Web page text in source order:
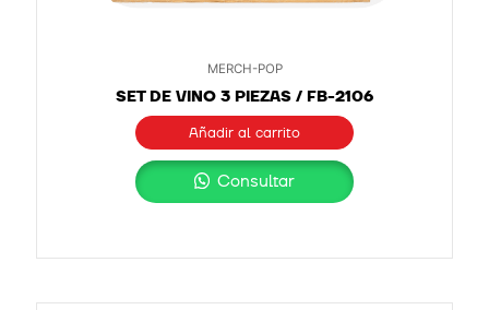
MERCH-POP
SET DE VINO 3 PIEZAS / FB-2106
Añadir al carrito
Consultar